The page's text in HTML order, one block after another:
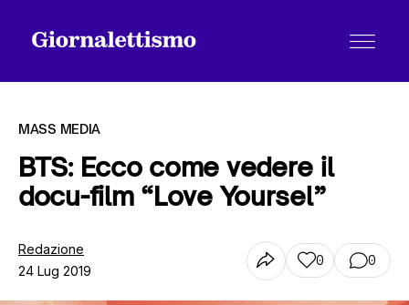
Tutti gli articoli
Chi siamo
MASS MEDIA
BTS: Ecco come vedere il
docu-film “Love Yoursel”
Redazione
24 Lug 2019
0 0